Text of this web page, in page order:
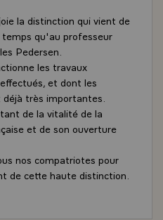
la distinction qui vient de
qu'au professeur
Pedersen.
les travaux
et dont les
très importantes.
de la vitalité de la
et de son ouverture
nos compatriotes pour
de cette haute distinction.